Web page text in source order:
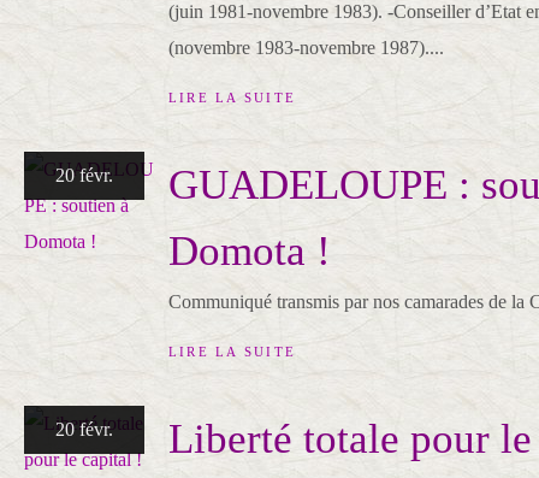
(juin 1981-novembre 1983). -Conseiller d’Etat
(novembre 1983-novembre 1987)....
LIRE LA SUITE
20 févr.
GUADELOUPE :
Domota !
Communiqué transmis par nos camarades de la
LIRE LA SUITE
20 févr. Liberté totale pour